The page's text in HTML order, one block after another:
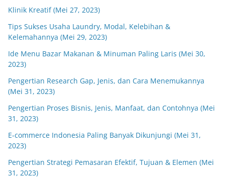
Klinik Kreatif (Mei 27, 2023)
Tips Sukses Usaha Laundry, Modal, Kelebihan &
Kelemahannya (Mei 29, 2023)
Ide Menu Bazar Makanan & Minuman Paling Laris (Mei 30,
2023)
Pengertian Research Gap, Jenis, dan Cara Menemukannya
(Mei 31, 2023)
Pengertian Proses Bisnis, Jenis, Manfaat, dan Contohnya (Mei
31, 2023)
E-commerce Indonesia Paling Banyak Dikunjungi (Mei 31,
2023)
Pengertian Strategi Pemasaran Efektif, Tujuan & Elemen (Mei
31, 2023)